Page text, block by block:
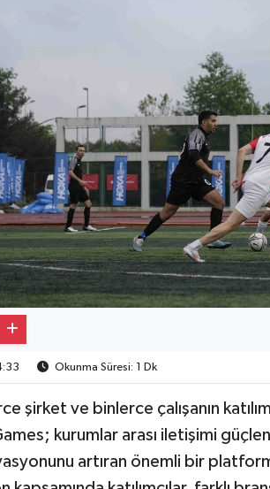
Okunma Süresi: 1 Dk
şirket ve binlerce çalışanın
kurumlar arası iletişimi
artıran önemli bir